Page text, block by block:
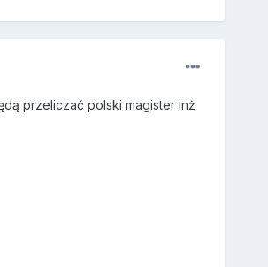
przeliczać polski magister inż